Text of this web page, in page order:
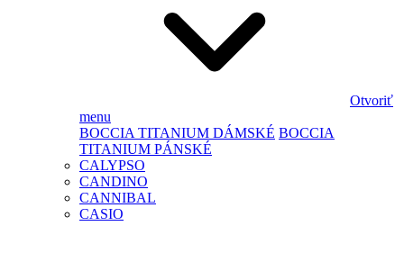
Otvoriť
menu
BOCCIA TITANIUM DÁMSKÉ BOCCIA
TITANIUM PÁNSKÉ
CALYPSO
CANDINO
CANNIBAL
CASIO